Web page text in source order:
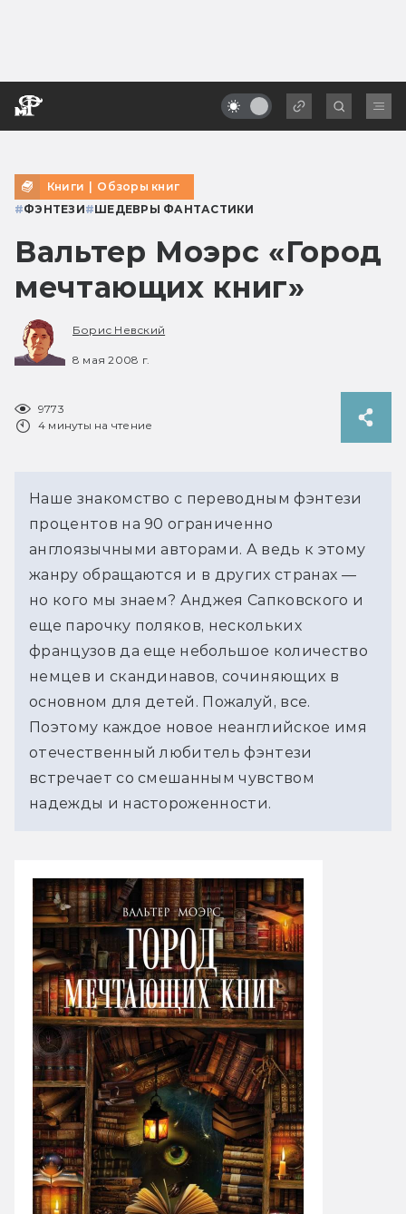
Книги | Обзоры книг
#ФЭНТЕЗИ#ШЕДЕВРЫ ФАНТАСТИКИ
Вальтер Моэрс «Город
мечтающих книг»
Борис Невский
8 мая 2008 г.
9773
4 минуты на чтение
Наше знакомство с переводным фэнтези
процентов на 90 ограниченно
англоязычными авторами. А ведь к этому
жанру обращаются и в других странах —
но кого мы знаем? Анджея Сапковского и
еще парочку поляков, нескольких
французов да еще небольшое количество
немцев и скандинавов, сочиняющих в
основном для детей. Пожалуй, все.
Поэтому каждое новое неанглийское имя
отечественный любитель фэнтези
встречает со смешанным чувством
надежды и настороженности.